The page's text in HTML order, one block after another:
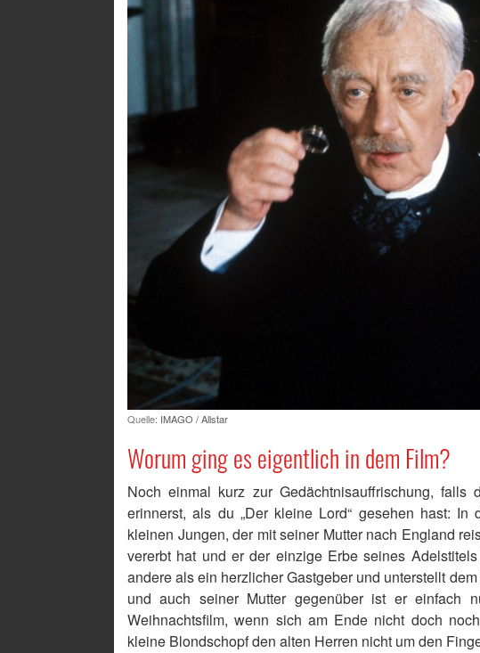
Quelle: IMAGO / Allstar
Worum ging es eigentlich in dem Film?
Noch einmal kurz zur Gedächtnisauffrischung,
erinnerst, als du „Der kleine Lord“ gesehen hast:
kleinen Jungen, der mit seiner Mutter nach England
vererbt hat und er der einzige Erbe seines
andere als ein herzlicher Gastgeber und unterstellt
und auch seiner Mutter gegenüber ist er einfach
Weihnachtsfilm, wenn sich am Ende nicht doch
kleine Blondschopf den alten Herren nicht um den